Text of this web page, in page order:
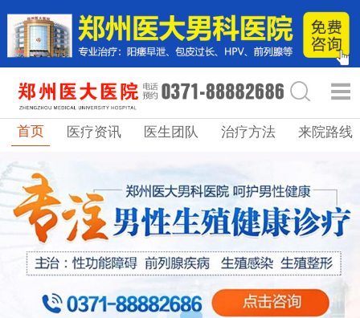
首页 医疗资讯 医生团队 治疗方法 来院路线